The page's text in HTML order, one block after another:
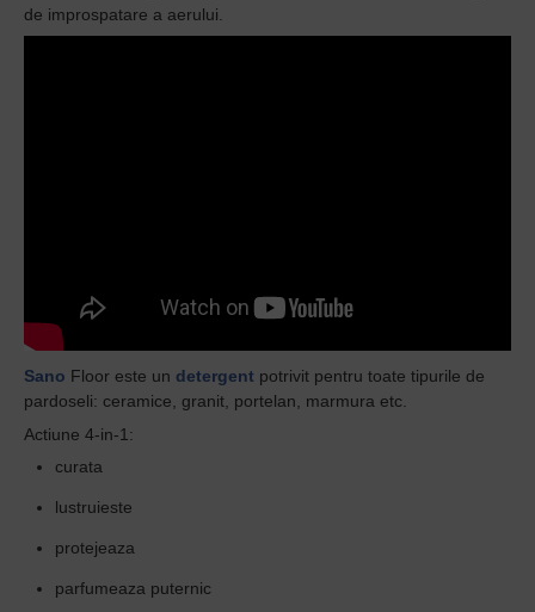
de improspatare a aerului.
Sano Floor este un detergent potrivit pentru toate tipurile de
pardoseli: ceramice, granit, portelan, marmura etc.
Actiune 4-in-1:
curata
lustruieste
protejeaza
parfumeaza puternic